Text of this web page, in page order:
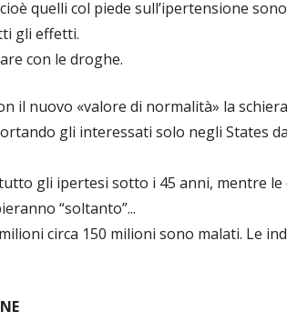
quelli col piede sull’ipertensione
gli effetti.
con le droghe.
il nuovo «valore di normalità» la
gli interessati solo negli States
gli ipertesi sotto i 45 anni, mentre le
“soltanto”...
circa 150 milioni sono malati. Le